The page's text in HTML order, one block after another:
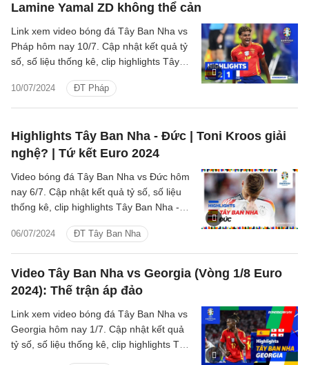
Lamine Yamal ZD không thể cản
10/07/2024 ĐT Pháp
Link xem video bóng đá Tây Ban Nha vs
Pháp hôm nay 10/7. Cập nhật kết quả tỷ
số, số liệu thống kê, clip highlights Tây
Highlights Tây Ban Nha - Đức | Toni Kroos giải
nghệ? | Tứ kết Euro 2024
06/07/2024 ĐT Tây Ban Nha
Video bóng đá Tây Ban Nha vs Đức hôm
nay 6/7. Cập nhật kết quả tỷ số, số liệu
thống kê, clip highlights Tây Ban Nha -
Video Tây Ban Nha vs Georgia (Vòng 1/8 Euro
2024): Thế trận áp đảo
Link xem video bóng đá Tây Ban Nha vs
Georgia hôm nay 1/7. Cập nhật kết quả
tỷ số, số liệu thống kê, clip highlights Tây